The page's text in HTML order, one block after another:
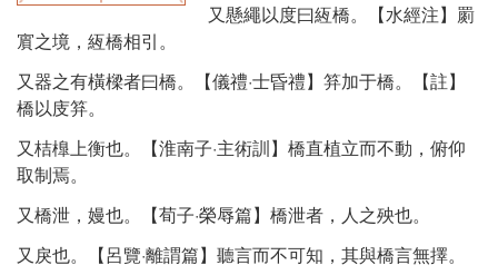
又懸繩以度曰絚橋。【水經注】罽
賔之境，絚橋相引。
又器之有橫樑者曰橋。【儀禮·士昏禮】笲加于橋。【註】
橋以庋笲。
又桔橰上衡也。【淮南子·主術訓】橋直植立而不動，俯仰
取制焉。
又橋泄，嫚也。【荀子·榮辱篇】橋泄者，人之殃也。
又戾也。【呂覽·離謂篇】聽言而不可知，其與橋言無擇。